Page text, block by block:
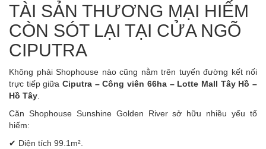
TÀI SẢN THƯƠNG MẠI HIẾM
CÒN SÓT LẠI TẠI CỬA NGÕ
CIPUTRA
Không phải Shophouse nào cũng nằm trên tuyến đường kết nối
trực tiếp giữaCiputra – Công viên 66ha – Lotte Mall Tây Hồ –
Hồ Tây
Căn Shophouse Sunshine Golden River sở hữu nhiều yếu tố
hiếm:
✔ Diện tích 99.1m².